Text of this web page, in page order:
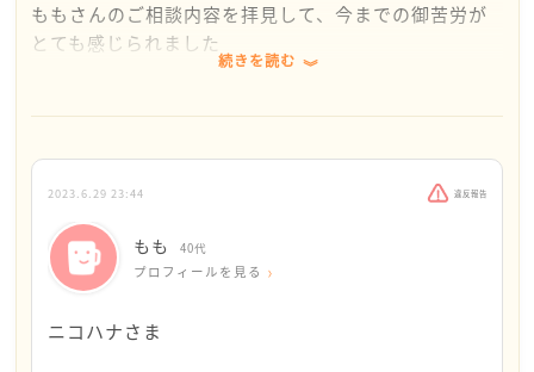
ももさんのご相談内容を拝見して、今までの御苦労が
とても感じられました
そして、そんな母親に育てられても、優しい心を持っ
た人に成長したのは、ご自分の中で沢山の葛藤と闘っ
飼っていたネコちゃんが、闘病の末に亡くなり、大切
るかと思います
続きを読む
2023.6.29 23:44 違反報告
もも 40代
プロフィールを見る
ニコハナさま